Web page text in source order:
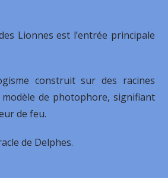
Lionnes est l’entrée principale
construit sur des racines
de photophore, signifiant
de feu.
de Delphes.